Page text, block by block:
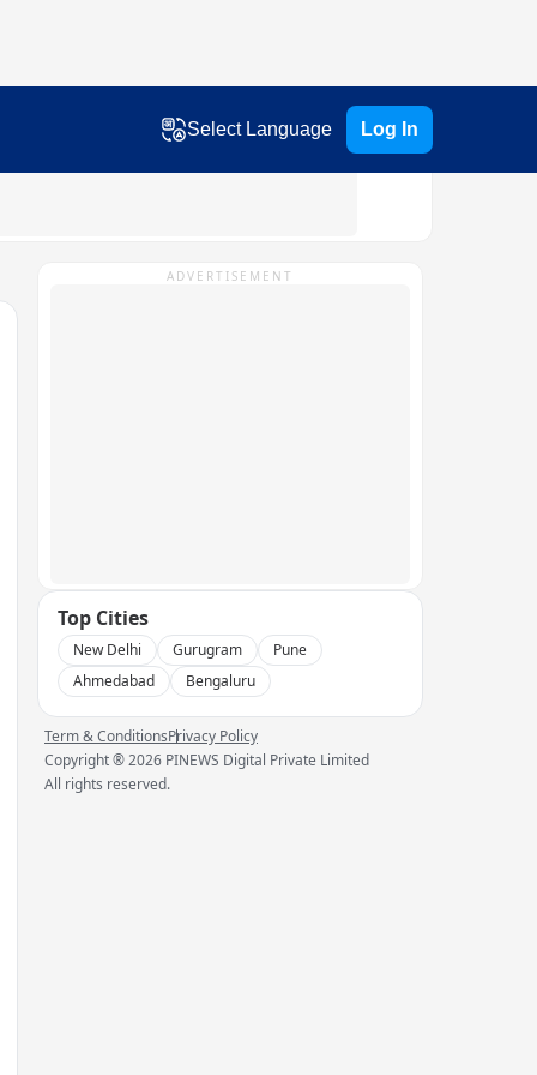
Select Language Log In
ADVERTISEMENT
Top Cities
New Delhi Gurugram
Pune
Ahmedabad
Bengaluru
Term & ConditionsPrivacy Policy
Copyright ®2026 PINEWS Digital Private Limited
All rights reserved.